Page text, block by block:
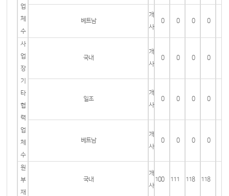
업
체
수
베트남
개
사
0 0 0 0
사
업
장
기
타
협
력
업
체
수
국내
개
사
0 0 0 0
일조
개
사
0 0 0 0
베트남
개
사
0 0 0 0
원
부
재
국내
개
사
100 111 118 118